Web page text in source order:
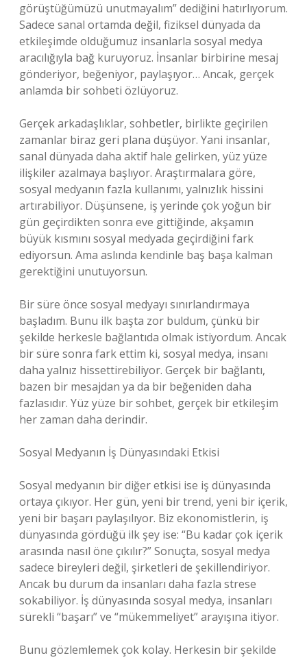
görüştüğümüzü unutmayalım” dediğini hatırlıyorum.
Sadece sanal ortamda değil, fiziksel dünyada da
etkileşimde olduğumuz insanlarla sosyal medya
aracılığıyla bağ kuruyoruz. İnsanlar birbirine mesaj
gönderiyor, beğeniyor, paylaşıyor… Ancak, gerçek
anlamda bir sohbeti özlüyoruz.
Gerçek arkadaşlıklar, sohbetler, birlikte geçirilen
zamanlar biraz geri plana düşüyor. Yani insanlar,
sanal dünyada daha aktif hale gelirken, yüz yüze
ilişkiler azalmaya başlıyor. Araştırmalara göre,
sosyal medyanın fazla kullanımı, yalnızlık hissini
artırabiliyor. Düşünsene, iş yerinde çok yoğun bir
gün geçirdikten sonra eve gittiğinde, akşamın
büyük kısmını sosyal medyada geçirdiğini fark
ediyorsun. Ama aslında kendinle baş başa kalman
gerektiğini unutuyorsun.
Bir süre önce sosyal medyayı sınırlandırmaya
başladım. Bunu ilk başta zor buldum, çünkü bir
şekilde herkesle bağlantıda olmak istiyordum. Ancak
bir süre sonra fark ettim ki, sosyal medya, insanı
daha yalnız hissettirebiliyor. Gerçek bir bağlantı,
bazen bir mesajdan ya da bir beğeniden daha
fazlasıdır. Yüz yüze bir sohbet, gerçek bir etkileşim
her zaman daha derindir.
Sosyal Medyanın İş Dünyasındaki Etkisi
Sosyal medyanın bir diğer etkisi ise iş dünyasında
ortaya çıkıyor. Her gün, yeni bir trend, yeni bir içerik,
yeni bir başarı paylaşılıyor. Biz ekonomistlerin, iş
dünyasında gördüğü ilk şey ise: “Bu kadar çok içerik
arasında nasıl öne çıkılır?” Sonuçta, sosyal medya
sadece bireyleri değil, şirketleri de şekillendiriyor.
Ancak bu durum da insanları daha fazla strese
sokabiliyor. İş dünyasında sosyal medya, insanları
sürekli “başarı” ve “mükemmeliyet” arayışına itiyor.
Bunu gözlemlemek çok kolay. Herkesin bir şekilde